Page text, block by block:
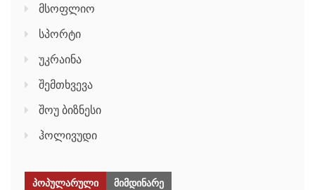
მსოფლიო
სპორტი
უკრაინა
შემთხვევა
შოუ ბიზნესი
ჰოლივუდი
ᲞᲝᲞᲣᲚᲐᲠᲣᲚᲘ ᲛᲘᲛᲓᲘᲜᲐᲠᲔ